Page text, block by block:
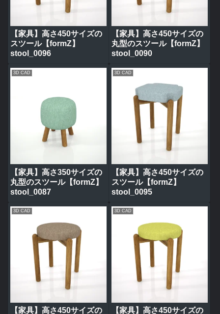
【家具】高さ450サイズの
スツール【formZ】
stool_0096
【家具】高さ450サイズの
丸型のスツール【formZ】
stool_0090
3D CAD
【家具】高さ350サイズの
丸型のスツール【formZ】
stool_0087
3D CAD
【家具】高さ450サイズの
スツール【formZ】
stool_0095
3D CAD
【家具】高さ450サイズの
3D CAD
【家具】高さ450サイズの